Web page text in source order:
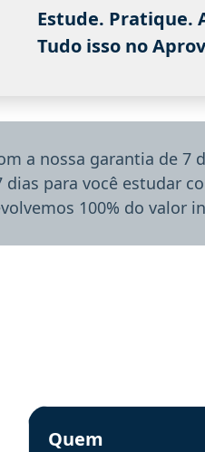
Estude. Pratique.
Tudo isso no
a nossa garantia de
dias para você estudar
100% do valor
em depoimento
Estudante Sergio
Quem